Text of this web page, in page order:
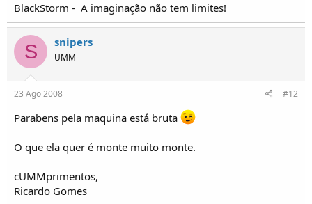
BlackStorm - A imaginação não tem limites!
S snipers
UMM
23 Ago 2008 #12
Parabens pela maquina está bruta
O que ela quer é monte muito monte.
cUMMprimentos,
Ricardo Gomes